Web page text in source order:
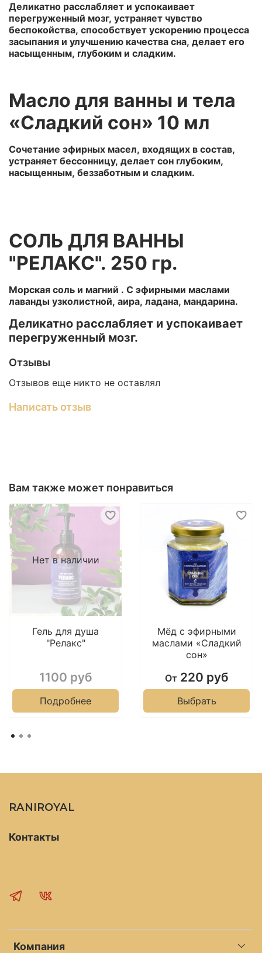
Деликатно расслабляет и успокаивает
перегруженный мозг, устраняет чувство
беспокойства, способствует ускорению процесса
засыпания и улучшению качества сна, делает его
насыщенным, глубоким и сладким.
Масло для ванны и тела
«Сладкий сон» 10 мл
Сочетание эфирных масел, входящих в состав,
устраняет бессонницу, делает сон глубоким,
насыщенным, беззаботным и сладким.
СОЛЬ ДЛЯ ВАННЫ
"РЕЛАКС". 250 гр.
Морская соль и магний . С эфирными маслами
лаванды узколистной, аира, ладана, мандарина.
Деликатно расслабляет и успокаивает
перегруженный мозг.
Отзывы
Отзывов еще никто не оставлял
Написать отзыв
Вам также может понравиться
Нет в наличии
Гель для душа
"Релакс"
1100 руб
Подробнее
Мёд с эфирными
маслами «Сладкий
сон»
От 220 руб
Выбрать
RANIROYAL
Компания
Контакты